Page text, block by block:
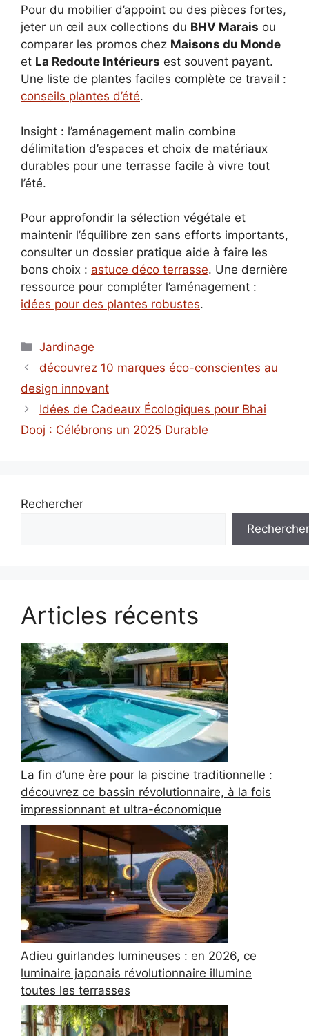
Pour du mobilier d’appoint ou des pièces fortes,
jeter un œil aux collections du BHV Marais ou
comparer les promos chez Maisons du Monde
et La Redoute Intérieurs est souvent payant.
Une liste de plantes faciles complète ce travail :
conseils plantes d’été.
Insight : l’aménagement malin combine
délimitation d’espaces et choix de matériaux
durables pour une terrasse facile à vivre tout
l’été.
Pour approfondir la sélection végétale et
maintenir l’équilibre zen sans efforts importants,
consulter un dossier pratique aide à faire les
bons choix : astuce déco terrasse. Une dernière
ressource pour compléter l’aménagement :
idées pour des plantes robustes.
Catégories
Jardinage
découvrez 10 marques éco-conscientes au
design innovant
Idées de Cadeaux Écologiques pour Bhai
Dooj : Célébrons un 2025 Durable
Rechercher
Rechercher
Articles récents
La fin d’une ère pour la piscine traditionnelle :
découvrez ce bassin révolutionnaire, à la fois
impressionnant et ultra-économique
Adieu guirlandes lumineuses : en 2026, ce
luminaire japonais révolutionnaire illumine
toutes les terrasses